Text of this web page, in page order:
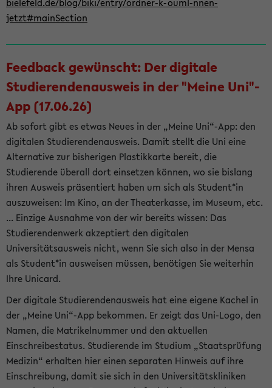
jetzt#mainSection
Feedback gewünscht: Der digitale
Studierendenausweis in der "Meine Uni"-
App (17.06.26)
Ab sofort gibt es etwas Neues in der „Meine Uni“-App: den
digitalen Studierendenausweis. Damit stellt die Uni eine
Alternative zur bisherigen Plastikkarte bereit, die
Studierende überall dort einsetzen können, wo sie bislang
ihren Ausweis präsentiert haben um sich als Student*in
auszuweisen: Im Kino, an der Theaterkasse, im Museum, etc.
... Einzige Ausnahme von der wir bereits wissen: Das
Studierendenwerk akzeptiert den digitalen
Universitätsausweis nicht, wenn Sie sich also in der Mensa
als Student*in ausweisen müssen, benötigen Sie weiterhin
Ihre Unicard.
Der digitale Studierendenausweis hat eine eigene Kachel in
der „Meine Uni“-App bekommen. Er zeigt das Uni-Logo, den
Namen, die Matrikelnummer und den aktuellen
Einschreibestatus. Studierende im Studium „Staatsprüfung
Medizin“ erhalten hier einen separaten Hinweis auf ihre
Einschreibung, damit sie sich in den Universitätskliniken